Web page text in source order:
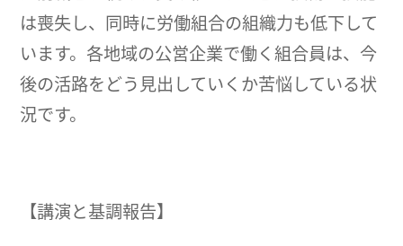
は喪失し、同時に労働組合の組織力も低下して
います。各地域の公営企業で働く組合員は、今
後の活路をどう見出していくか苦悩している状
況です。
【講演と基調報告】